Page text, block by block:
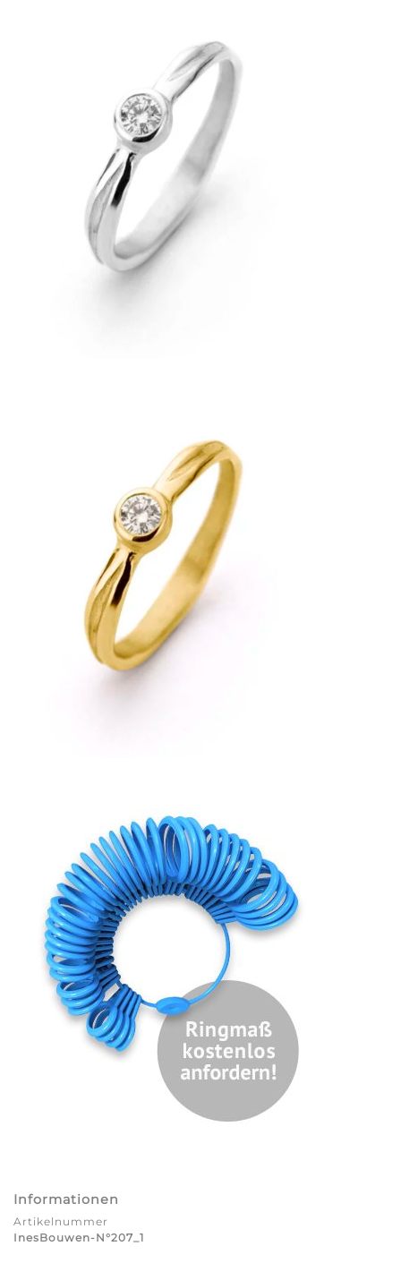
Informationen
Artikelnummer
InesBouwen-N°207_1